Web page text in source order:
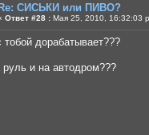
СИСЬКИ или ПИВО?
Ответ #28 : Мая 25, 2010, 16:32:03
дорабатывает???
и на автодром???